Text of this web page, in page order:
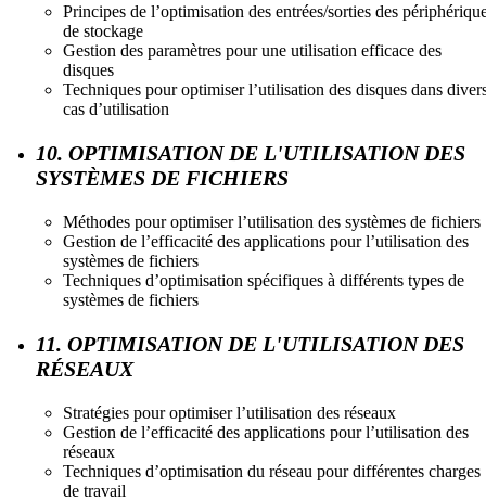
Principes de l’optimisation des entrées/sorties des
de stockage
Gestion des paramètres pour une utilisation efficace des
disques
Techniques pour optimiser l’utilisation des disques dans
cas d’utilisation
10. OPTIMISATION DE L'UTILISATION DES
SYSTÈMES DE FICHIERS
Méthodes pour optimiser l’utilisation des systèmes de fichiers
Gestion de l’efficacité des applications pour l’utilisation des
systèmes de fichiers
Techniques d’optimisation spécifiques à différents types de
systèmes de fichiers
11. OPTIMISATION DE L'UTILISATION DES
RÉSEAUX
Stratégies pour optimiser l’utilisation des réseaux
Gestion de l’efficacité des applications pour l’utilisation des
réseaux
Techniques d’optimisation du réseau pour différentes charges
de travail